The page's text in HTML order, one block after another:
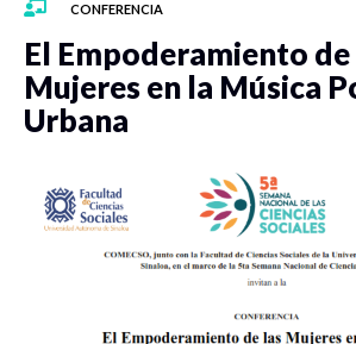
CONFERENCIA
El Empoderamiento de
Mujeres en la Música
Urbana